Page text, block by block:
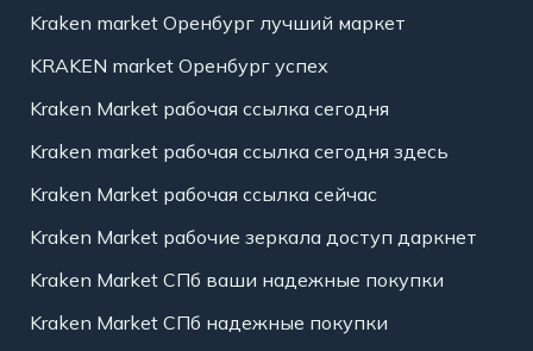
Kraken market Оренбург лучший маркет
KRAKEN market Оренбург успех
Kraken Market рабочая ссылка сегодня
Kraken market рабочая ссылка сегодня здесь
Kraken Market рабочая ссылка сейчас
Kraken Market рабочие зеркала доступ даркнет
Kraken Market СПб ваши надежные покупки
Kraken Market СПб надежные покупки